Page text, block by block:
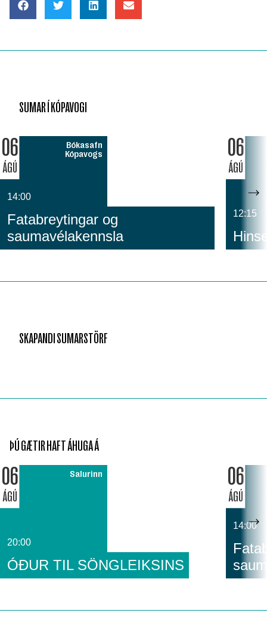
SUMAR Í KÓPAVOGI
06
ÁGÚ
Bókasafn
Kópavogs
14:00
Fatabreytingar og
saumavélakennsla
06
ÁGÚ
12:15
SKAPANDI SUMARSTÖRF
ÞÚ GÆTIR HAFT ÁHUGA Á
06
ÁGÚ
Salurinn
20:00
ÓÐUR TIL SÖNGLEIKSINS
06
ÁGÚ
14:00